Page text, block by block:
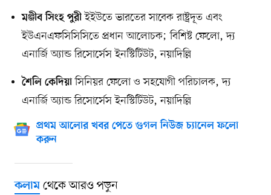
মঞ্জীব সিংহ পুরীইইউতে ভারতের সাবেক রাষ্ট্রদূত এবং
ইউএনএফসিসিসিতে প্রধান আলোচক; বিশিষ্ট ফেলো, দ্য
এনার্জি অ্যান্ড রিসোর্সেস ইনস্টিটিউট, নয়াদিল্লি
শৈলি কেদিয়াসিনিয়র ফেলো ও সহযোগী পরিচালক, দ্য
এনার্জি অ্যান্ড রিসোর্সেস ইনস্টিটিউট, নয়াদিল্লি
প্রথম আলোর খবর পেতে গুগল নিউজ চ্যানেল ফলো
করুন
কলামথেকে আরও পড়ুন